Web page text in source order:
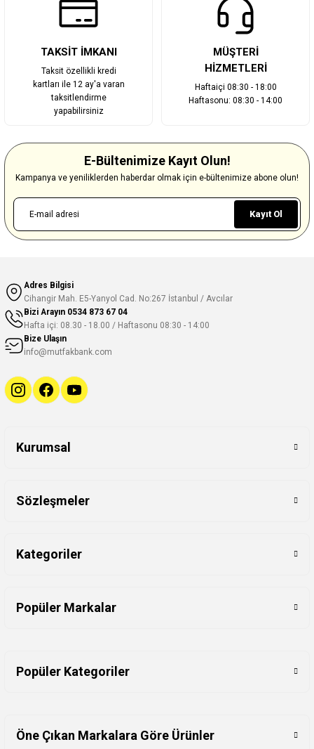
TAKSİT İMKANI
Taksit özellikli kredi
kartları ile 12 ay'a varan
taksitlendirme
yapabilirsiniz
MÜŞTERİ
HİZMETLERİ
Haftaiçi 08:30 - 18:00
Haftasonu: 08:30 - 14:00
E-Bültenimize Kayıt Olun!
Kampanya ve yeniliklerden haberdar olmak için e-bültenimize abone olun!
Kayıt Ol
Adres Bilgisi
Cihangir Mah. E5-Yanyol Cad. No:267 İstanbul / Avcılar
Bizi Arayın 0534 873 67 04
Hafta içi: 08.30 - 18.00 / Haftasonu 08:30 - 14:00
Bize Ulaşın
info@mutfakbank.com
Kurumsal
Sözleşmeler
Kategoriler
Popüler Markalar
Popüler Kategoriler
Öne Çıkan Markalara Göre Ürünler